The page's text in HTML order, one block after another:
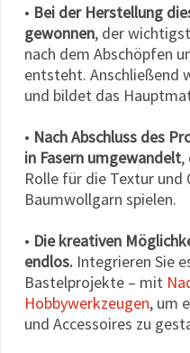
• Bei der Herstellung
gewonnen, der
nach dem Abschöpfen
entsteht. Anschließend
und bildet das
• Nach Abschluss des
in Fasern umgewandelt,
Rolle für die Textur und
Baumwollgarn spielen.
• Die kreativen
endlos. Integrieren Sie
Bastelprojekte – mit
Hobbywerkzeugen, um
und Accessoires zu